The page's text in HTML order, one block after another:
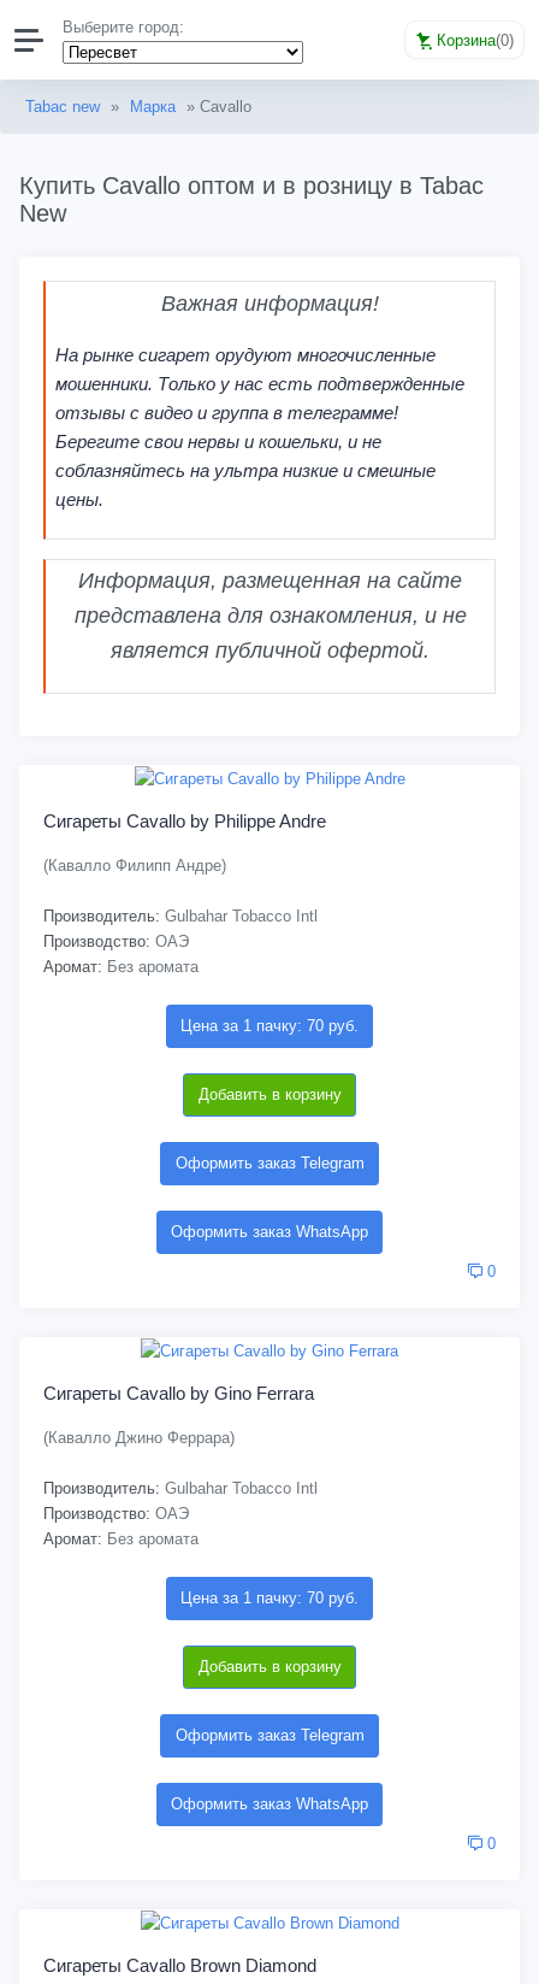
Выберите город:
Корзина(0)
Tabac new » Марка » Cavallo
Купить Cavallo оптом и в розницу в Tabac
New
Важная информация!
На рынке сигарет орудуют многочисленные
мошенники. Только у нас есть подтвержденные
отзывы с видео и группа в телеграмме!
Берегите свои нервы и кошельки, и не
соблазняйтесь на ультра низкие и смешные
цены.
Информация, размещенная на сайте
представлена для ознакомления, и не
является публичной офертой.
Сигареты Cavallo by Philippe Andre
(Кавалло Филипп Андре)
Производитель: Gulbahar Tobacco Intl
Производство: ОАЭ
Аромат: Без аромата
Цена за 1 пачку: 70 руб.
Добавить в корзину
Оформить заказ Telegram
Оформить заказ WhatsApp
0
Сигареты Cavallo by Gino Ferrara
(Кавалло Джино Феррара)
Производитель: Gulbahar Tobacco Intl
Производство: ОАЭ
Аромат: Без аромата
Цена за 1 пачку: 70 руб.
Добавить в корзину
Оформить заказ Telegram
Оформить заказ WhatsApp
0
Сигареты Cavallo Brown Diamond